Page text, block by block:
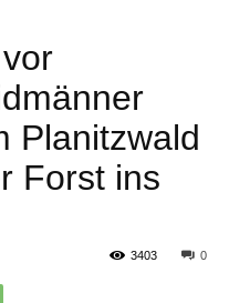
Planitzwald
Forst ins
0
3403